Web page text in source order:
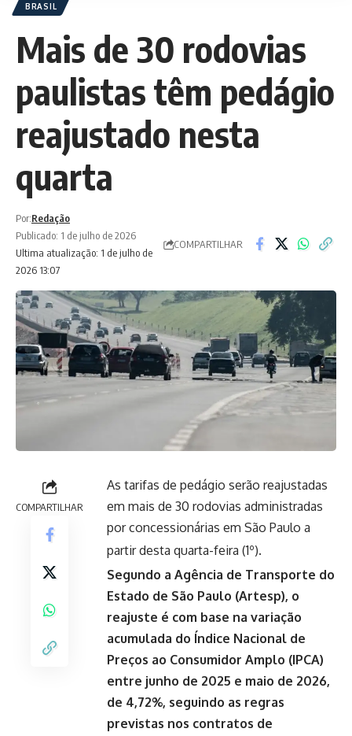
BRASIL
Mais de 30 rodovias
paulistas têm pedágio
reajustado nesta
quarta
Ultima atualização: 1 de julho de
2026 13:07
Por:Redação
Publicado: 1 de julho de 2026
COMPARTILHAR
COMPARTILHAR
As tarifas de pedágio serão reajustadas
em mais de 30 rodovias administradas
por concessionárias em São Paulo a
partir desta quarta-feira (1º).
Segundo a Agência de Transporte do
Estado de São Paulo (Artesp), o
reajuste é com base na variação
acumulada do Índice Nacional de
Preços ao Consumidor Amplo (IPCA)
entre junho de 2025 e maio de 2026,
de 4,72%, seguindo as regras
previstas nos contratos de